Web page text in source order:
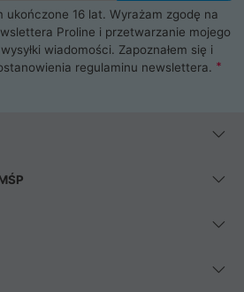
graficzne, płyty główne, pamięci,
Nasi pracownicy pomogą Ci wybrać
oraz obudowę do komputera.
również najlepsze na rynku
jak Xiaomi, Apple, Samsung i
już to wszystko, możesz
ukończone 16 lat. Wyrażam zgodę na
Proline i przetwarzanie mojego
wiadomości. Zapoznałem się i
regulaminu newslettera.